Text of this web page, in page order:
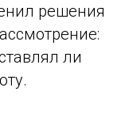
решения
ли